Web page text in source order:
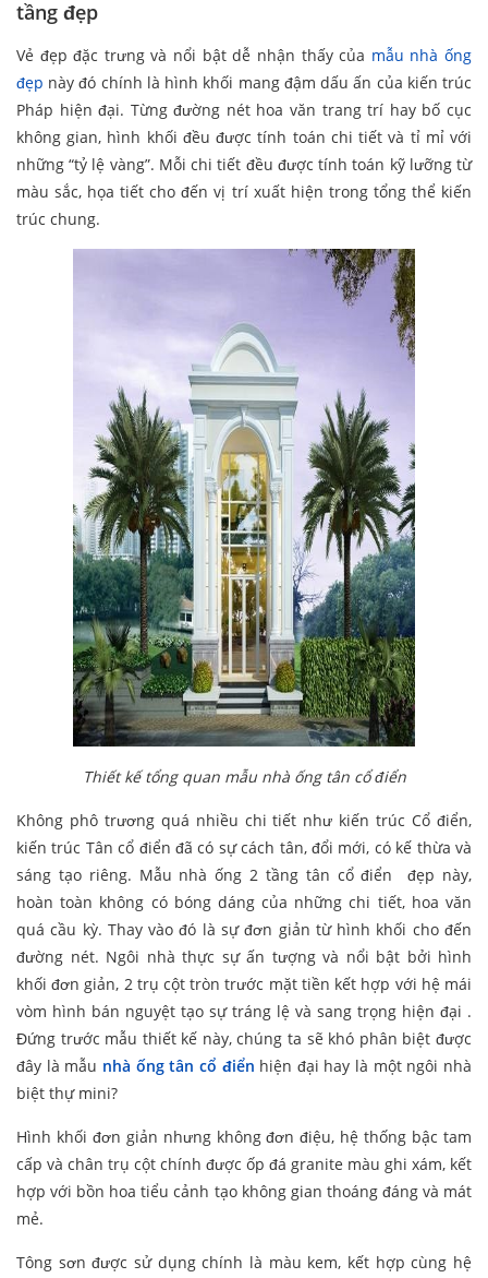
tầng đẹp
Vẻ đẹp đặc trưng và nổi bật dễ nhận thấy của mẫu nhà ống
đẹp này đó chính là hình khối mang đậm dấu ấn của kiến trúc
Pháp hiện đại. Từng đường nét hoa văn trang trí hay bố cục
không gian, hình khối đều được tính toán chi tiết và tỉ mỉ với
những “tỷ lệ vàng”. Mỗi chi tiết đều được tính toán kỹ lưỡng từ
màu sắc, họa tiết cho đến vị trí xuất hiện trong tổng thể kiến
trúc chung.
Thiết kế tổng quan mẫu nhà ống tân cổ điển
Không phô trương quá nhiều chi tiết như kiến trúc Cổ điển,
kiến trúc Tân cổ điển đã có sự cách tân, đổi mới, có kế thừa và
sáng tạo riêng. Mẫu nhà ống 2 tầng tân cổ điển đẹp này,
hoàn toàn không có bóng dáng của những chi tiết, hoa văn
quá cầu kỳ. Thay vào đó là sự đơn giản từ hình khối cho đến
đường nét. Ngôi nhà thực sự ấn tượng và nổi bật bởi hình
khối đơn giản, 2 trụ cột tròn trước mặt tiền kết hợp với hệ mái
vòm hình bán nguyệt tạo sự tráng lệ và sang trọng hiện đại .
Đứng trước mẫu thiết kế này, chúng ta sẽ khó phân biệt được
đây là mẫu nhà ống tân cổ điển hiện đại hay là một ngôi nhà
biệt thự mini?
Hình khối đơn giản nhưng không đơn điệu, hệ thống bậc tam
cấp và chân trụ cột chính được ốp đá granite màu ghi xám, kết
hợp với bồn hoa tiểu cảnh tạo không gian thoáng đáng và mát
mẻ.
Tông sơn được sử dụng chính là màu kem, kết hợp cùng hệ